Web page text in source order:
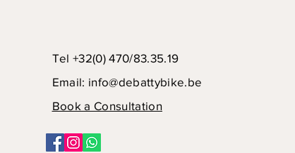
Tel +32(0) 470/83.35.19
Email: info@debattybike.be
Book a Consultation